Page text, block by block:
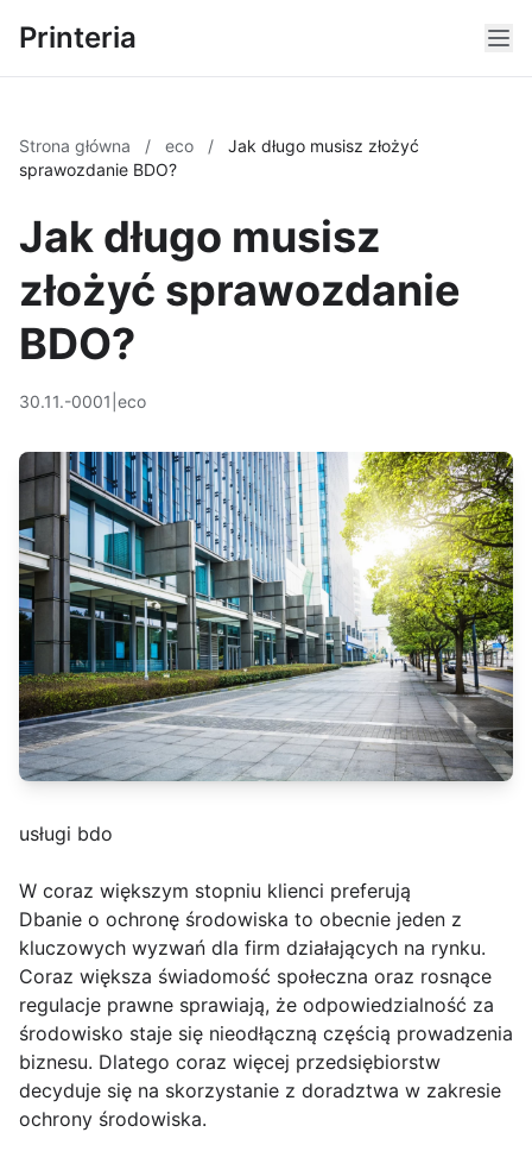
Printeria
Strona główna / eco /
Jak długo musisz złożyć
sprawozdanie BDO?
Jak długo musisz
złożyć sprawozdanie
BDO?
30.11.-0001 eco
usługi bdo
W coraz większym stopniu klienci preferują
Dbanie o ochronę środowiska to obecnie jeden z
kluczowych wyzwań dla firm działających na rynku.
Coraz większa świadomość społeczna oraz rosnące
regulacje prawne sprawiają, że odpowiedzialność za
środowisko staje się nieodłączną częścią prowadzenia
biznesu. Dlatego coraz więcej przedsiębiorstw
decyduje się na skorzystanie z doradztwa w zakresie
ochrony środowiska.